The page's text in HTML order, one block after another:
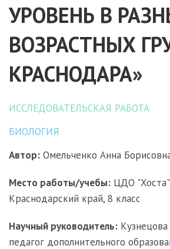
УРОВЕНЬ В
ВОЗРАСТНЫХ
КРАСНОДАРА»
ИССЛЕДОВАТЕЛЬСКАЯ РАБОТА
БИОЛОГИЯ
Автор: Омельченко Анна
Место работы/учебы: ЦДО "Хоста"
Краснодарский край, 8 класс
Научный руководитель:
педагог дополнительного